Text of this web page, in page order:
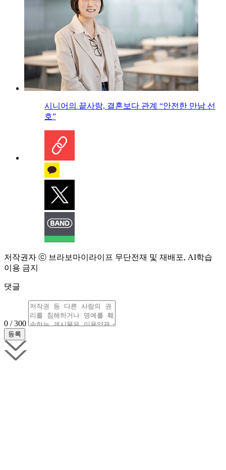
시니어의 끝사랑, 결혼보다 관계 “안전한 만남 선
호”
저작권자 ⓒ 브라보마이라이프 무단전재 및 재배포, AI학습
이용 금지
댓글
0 / 300